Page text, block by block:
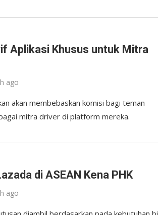
Aplikasi Khusus untuk Mitra
ago
akan membebaskan komisi bagi teman
mitra driver di platform mereka.
di ASEAN Kena PHK
ago